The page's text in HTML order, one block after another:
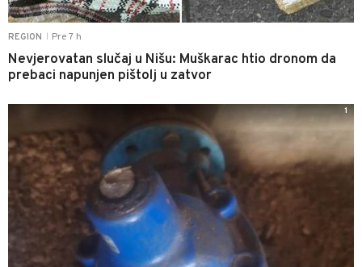
REGION Pre 7 h
Nevjerovatan slučaj u Nišu: Muškarac htio dronom da
prebaci napunjen pištolj u zatvor
1